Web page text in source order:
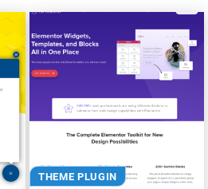
THEME PLUGIN